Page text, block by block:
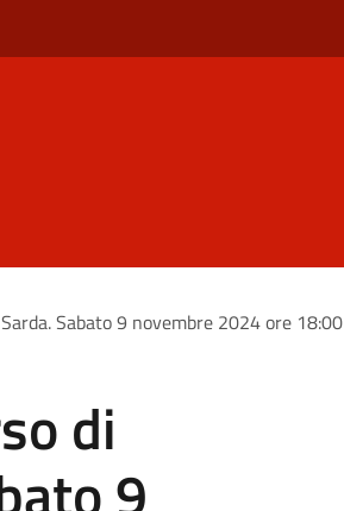
Sabato 9 novembre 2024 ore 18:00
di